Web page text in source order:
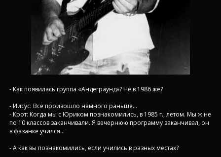
- Как появилась группа «Андеграунд»? Не в 1986 же?
- Иисус: Все произошло намного раньше…
- Крот: Когда мы с Юриком познакомились, в 1985 г., летом. Мы ж не
по 10 классов заканчивали. Я вечернюю программу заканчивал, он
в фазанке учился…
- А как вы познакомились, если учились в разных местах?